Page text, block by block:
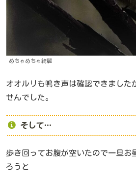
めちゃめちゃ綺麗
オオルリも鳴き声は確認できました
せんでした。
そして…
歩き回ってお腹が空いたので一旦お
ろうと